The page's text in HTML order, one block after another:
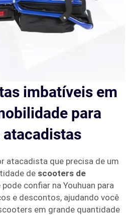
imbatíveis em
para
atacadista que precisa de um
de scooters de
confiar na Youhuan para
e descontos, ajudando você
em grande quantidade